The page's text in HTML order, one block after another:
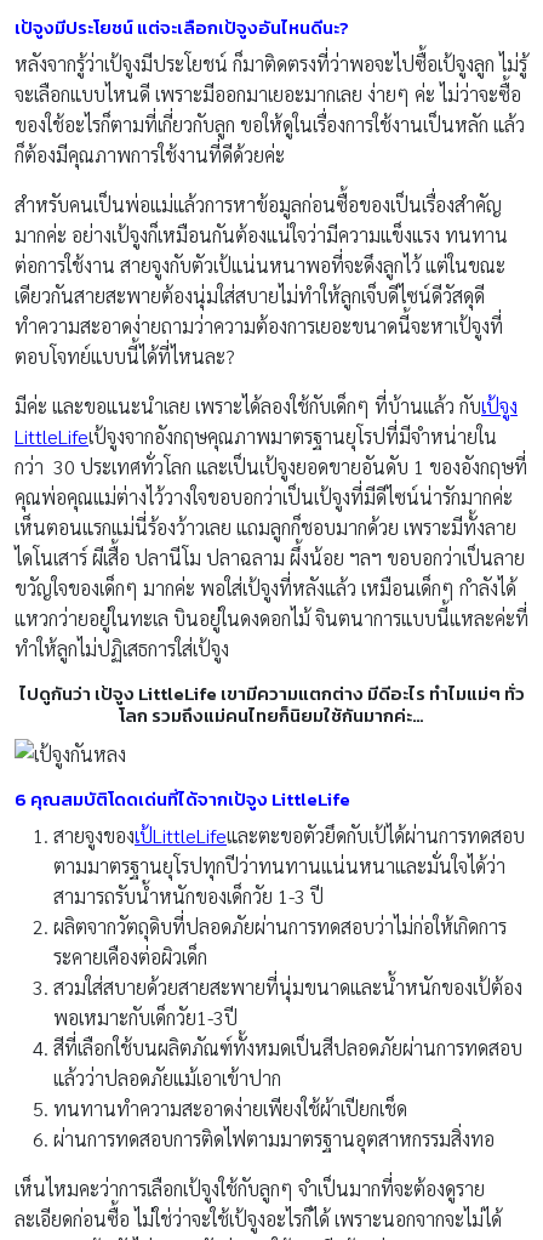
เป้จูงมีประโยชน์ แต่จะเลือกเป้จูงอันไหนดีนะ?
หลังจากรู้ว่าเป้จูงมีประโยชน์ ก็มาติดตรงที่ว่าพอจะไปซื้อเป้จูงลูก ไม่รู้
จะเลือกแบบไหนดี เพราะมีออกมาเยอะมากเลย ง่ายๆ ค่ะ ไม่ว่าจะซื้อ
ของใช้อะไรก็ตามที่เกี่ยวกับลูก ขอให้ดูในเรื่องการใช้งานเป็นหลัก แล้ว
ก็ต้องมีคุณภาพการใช้งานที่ดีด้วยค่ะ
สำหรับคนเป็นพ่อแม่แล้วการหาข้อมูลก่อนซื้อของเป็นเรื่องสำคัญ
มากค่ะ อย่างเป้จูงก็เหมือนกันต้องแน่ใจว่ามีความแข็งแรง ทนทาน
ต่อการใช้งาน สายจูงกับตัวเป้แน่นหนาพอที่จะดึงลูกไว้ แต่ในขณะ
เดียวกันสายสะพายต้องนุ่มใส่สบายไม่ทำให้ลูกเจ็บดีไซน์ดีวัสดุดี
ทำความสะอาดง่ายถามว่าความต้องการเยอะขนาดนี้จะหาเป้จูงที่
ตอบโจทย์แบบนี้ได้ที่ไหนละ?
มีค่ะ และขอแนะนำเลย เพราะได้ลองใช้กับเด็กๆ ที่บ้านแล้ว กับเป้จูง
LittleLifeเป้จูงจากอังกฤษคุณภาพมาตรฐานยุโรปที่มีจำหน่ายใน
กว่า 30 ประเทศทั่วโลก และเป็นเป้จูงยอดขายอันดับ 1 ของอังกฤษที่
คุณพ่อคุณแม่ต่างไว้วางใจขอบอกว่าเป็นเป้จูงที่มีดีไซน์น่ารักมากค่ะ
เห็นตอนแรกแม่นี่ร้องว้าวเลย แถมลูกก็ชอบมากด้วย เพราะมีทั้งลาย
ไดโนเสาร์ ผีเสื้อ ปลานีโม ปลาฉลาม ผึ้งน้อย ฯลฯ ขอบอกว่าเป็นลาย
ขวัญใจของเด็กๆ มากค่ะ พอใส่เป้จูงที่หลังแล้ว เหมือนเด็กๆ กำลังได้
แหวกว่ายอยู่ในทะเล บินอยู่ในดงดอกไม้ จินตนาการแบบนี้แหละค่ะที่
ทำให้ลูกไม่ปฏิเสธการใส่เป้จูง
ไปดูกันว่า เป้จูง LittleLife เขามีความแตกต่าง มีดีอะไร ทำไมแม่ๆ ทั่ว
โลก รวมถึงแม่คนไทยก็นิยมใช้กันมากค่ะ…
6 คุณสมบัติโดดเด่นที่ได้จากเป้จูง LittleLife
สายจูงของเป้LittleLifeและตะขอตัวยึดกับเป้ได้ผ่านการทดสอบ
ตามมาตรฐานยุโรปทุกปีว่าทนทานแน่นหนาและมั่นใจได้ว่า
สามารถรับน้ำหนักของเด็กวัย 1-3 ปี
ผลิตจากวัตถุดิบที่ปลอดภัยผ่านการทดสอบว่าไม่ก่อให้เกิดการ
ระคายเคืองต่อผิวเด็ก
สวมใส่สบายด้วยสายสะพายที่นุ่มขนาดและน้ำหนักของเป้ต้อง
พอเหมาะกับเด็กวัย1-3ปี
สีที่เลือกใช้บนผลิตภัณฑ์ทั้งหมดเป็นสีปลอดภัยผ่านการทดสอบ
แล้วว่าปลอดภัยแม้เอาเข้าปาก
ทนทานทำความสะอาดง่ายเพียงใช้ผ้าเปียกเช็ด
ผ่านการทดสอบการติดไฟตามมาตรฐานอุตสาหกรรมสิ่งทอ
เห็นไหมคะว่าการเลือกเป้จูงใช้กับลูกๆ จำเป็นมากที่จะต้องดูราย
ละเอียดก่อนซื้อ ไม่ใช่ว่าจะใช้เป้จูงอะไรก็ได้ เพราะนอกจากจะไม่ได้